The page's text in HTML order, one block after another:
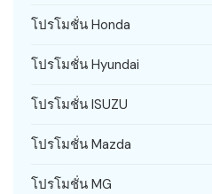
โปรโมชั่น Honda
โปรโมชั่น Hyundai
โปรโมชั่น ISUZU
โปรโมชั่น Mazda
โปรโมชั่น MG